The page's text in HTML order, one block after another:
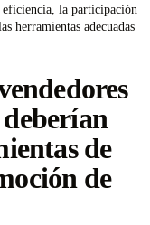
eficiencia, la participación
herramientas adecuadas
de
de